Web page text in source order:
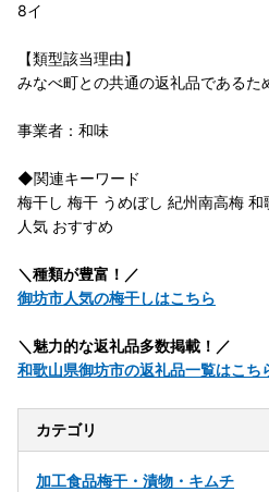
8イ
【類型該当理由】
みなべ町との共通の返礼品であるた
事業者：和味
◆関連キーワード
梅干し 梅干 うめぼし 紀州南高梅
人気 おすすめ
＼種類が豊富！／
御坊市人気の梅干しはこちら
＼魅力的な返礼品多数掲載！／
和歌山県御坊市の返礼品一覧はこち
カテゴリ
加工食品梅干・漬物・キムチ